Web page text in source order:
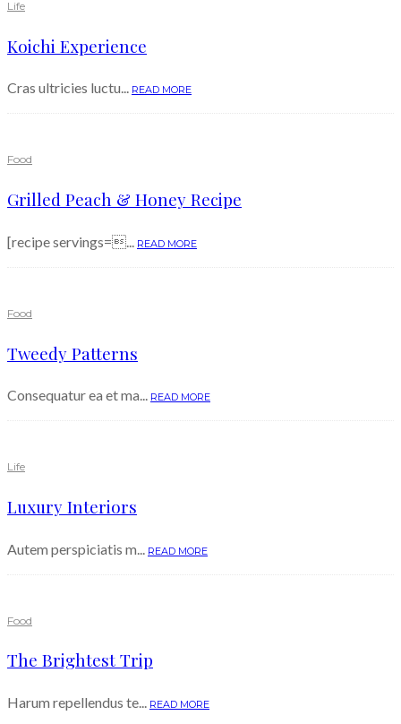
Life
Koichi Experience
Cras ultricies luctu... READ MORE
Food
Grilled Peach & Honey Recipe
[recipe servings=... READ MORE
Food
Tweedy Patterns
Consequatur ea et ma... READ MORE
Life
Luxury Interiors
Autem perspiciatis m... READ MORE
Food
The Brightest Trip
Harum repellendus te... READ MORE